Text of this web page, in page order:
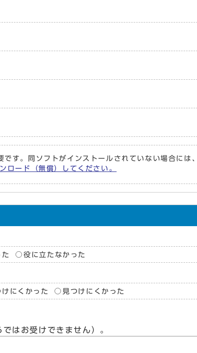
。同ソフトがインストールされていない場合には、
ード（無償）してください。
役に立たなかった
けにくかった 見つけにくかった
はお受けできません）。